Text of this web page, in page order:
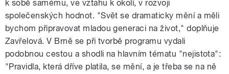
k sobě samému, ve vztahu k okolí, v rozvoji
společenských hodnot. "Svět se dramaticky mění a měli
bychom připravovat mladou generaci na život," doplňuje
Zavřelová. V Brně se při tvorbě programu vydali
podobnou cestou a shodli na hlavním tématu "nejistota":
"Pravidla, která dříve platila, se mění, a je třeba se na ně